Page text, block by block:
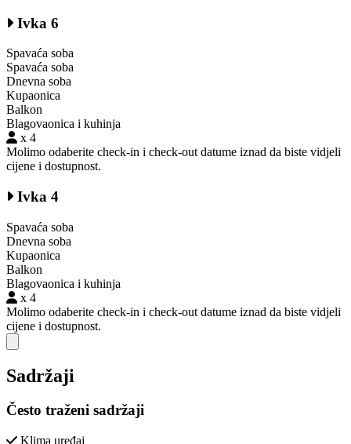
Ivka 6
Spavaća soba
Spavaća soba
Dnevna soba
Kupaonica
Balkon
Blagovaonica i kuhinja
x 4
Molimo odaberite check-in i check-out datume iznad da biste vidjeli
cijene i dostupnost.
Ivka 4
Spavaća soba
Dnevna soba
Kupaonica
Balkon
Blagovaonica i kuhinja
x 4
Molimo odaberite check-in i check-out datume iznad da biste vidjeli
cijene i dostupnost.
Close modal
Sadržaji
Često traženi sadržaji
Klima uređaj